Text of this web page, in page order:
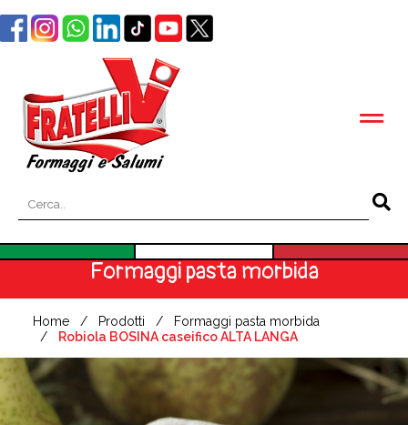
Formaggi pasta morbida
Home Prodotti
Formaggi pasta morbida
Robiola BOSINA caseifico ALTA LANGA